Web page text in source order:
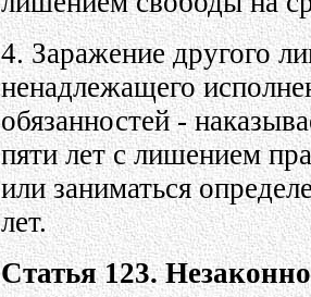
4. Заражение другого
ненадлежащего
обязанностей -
пяти лет с лишением
или заниматься
лет.
Статья 123.